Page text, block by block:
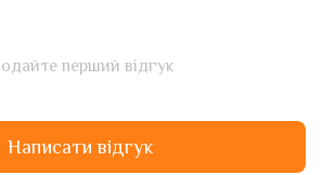
перший відгук
Написати відгук